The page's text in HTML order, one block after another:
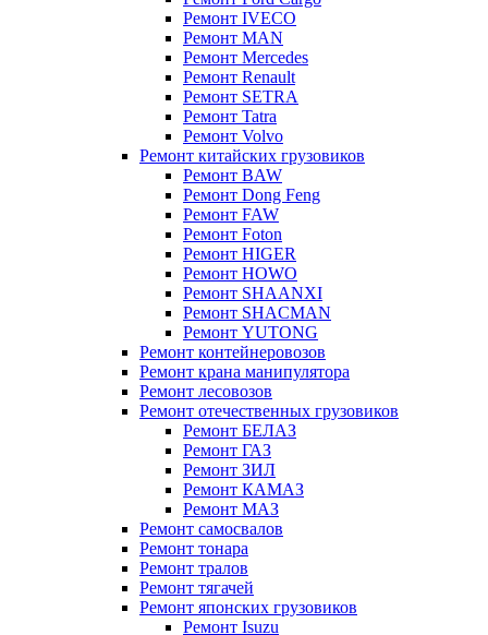
Ремонт IVECO
Ремонт MAN
Ремонт Mercedes
Ремонт Renault
Ремонт SETRA
Ремонт Tatra
Ремонт Volvo
Ремонт китайских грузовиков
Ремонт BAW
Ремонт Dong Feng
Ремонт FAW
Ремонт Foton
Ремонт HIGER
Ремонт HOWO
Ремонт SHAANXI
Ремонт SHACMAN
Ремонт YUTONG
Ремонт контейнеровозов
Ремонт крана манипулятора
Ремонт лесовозов
Ремонт отечественных грузовиков
Ремонт БЕЛАЗ
Ремонт ГАЗ
Ремонт ЗИЛ
Ремонт КАМАЗ
Ремонт МАЗ
Ремонт самосвалов
Ремонт тонара
Ремонт тралов
Ремонт тягачей
Ремонт японских грузовиков
Ремонт Isuzu